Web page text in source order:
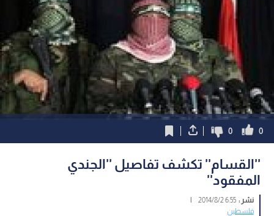
0
0
''القسام'' تكشف تفاصيل ''الجندي
المفقود''
نشر :6:55 2014/8/2
|
فلسطين